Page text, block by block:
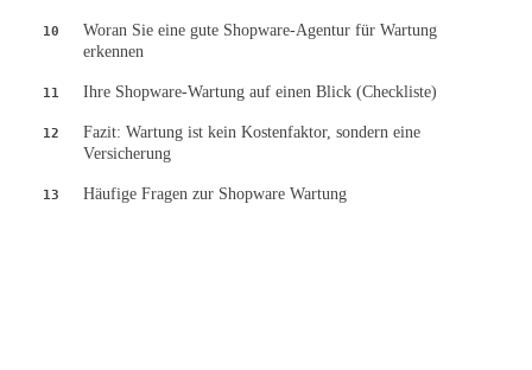
10
Woran Sie eine gute Shopware-Agentur für Wartung
erkennen
11 Ihre Shopware-Wartung auf einen Blick (Checkliste)
12
Fazit: Wartung ist kein Kostenfaktor, sondern eine
Versicherung
13 Häufige Fragen zur Shopware Wartung